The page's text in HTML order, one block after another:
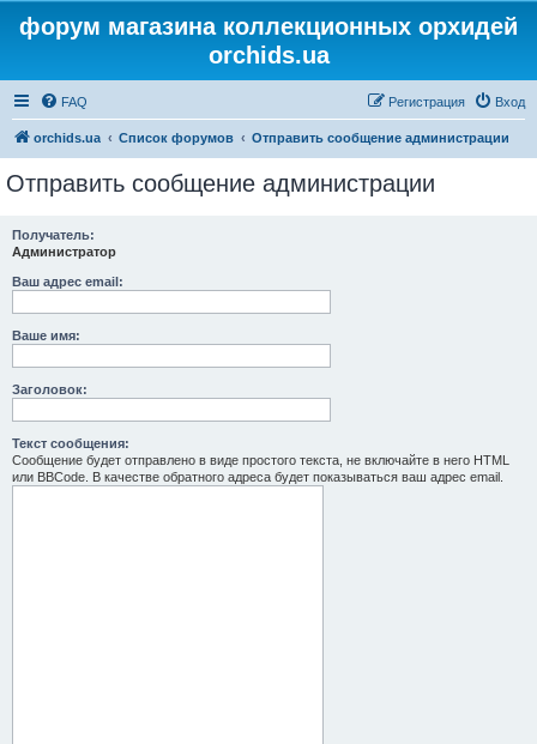
форум магазина коллекционных орхидей
orchids.ua
FAQ Вход
Регистрация
orchids.ua Список форумов Отправить сообщение администрации
Отправить сообщение администрации
Получатель:
Администратор
Ваш адрес email:
Ваше имя:
Заголовок:
Текст сообщения:
Сообщение будет отправлено в виде простого текста, не включайте в него HTML
или BBCode. В качестве обратного адреса будет показываться ваш адрес email.